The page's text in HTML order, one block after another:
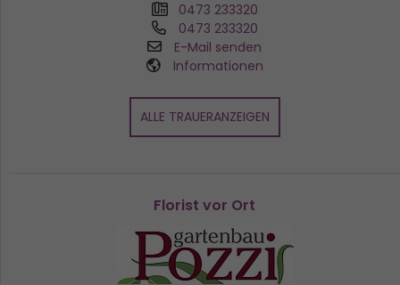
0473 233320
0473 233320
E-Mail senden
Informationen
ALLE TRAUERANZEIGEN
Florist vor Ort